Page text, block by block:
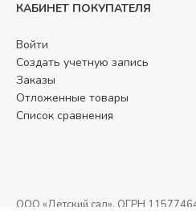
КАБИНЕТ ПОКУПАТЕЛЯ
Войти
Создать учетную запись
Заказы
Отложенные товары
Список сравнения
ООО «Детский сад», ОГРН